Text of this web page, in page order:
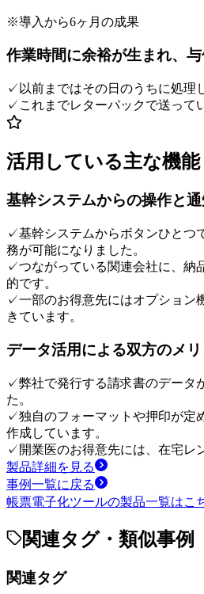
※導入から6ヶ月の成果
作業時間に余裕が生まれ、
✓ 以前まではその日のうちに処理
✓ これまでレターパックで送って
活用している主な機能
基幹システムからの操作と
✓基幹システムからボタンひとつ
務が可能になりました。
✓つながっている関連会社に、納
的です。
✓一部のお得意先にはオプション
きています。
データ活用による双方のメ
✓弊社で発行する請求書のデータ
た。
✓独自のフォーマットや押印が定
作成しています。
✓ 開業医のお得意先には、在宅レ
製品詳細を見る
事例一覧に戻る
帳票電子化ツールの製品一覧はこ
関連タグ・類似事例
関連タグ